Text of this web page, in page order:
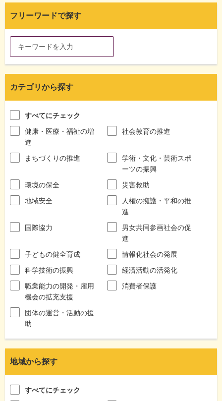
フリーワードで探す
カテゴリから探す
すべてにチェック
健康・医療・福祉の増
進
社会教育の推進
まちづくりの推進
学術・文化・芸術スポ
ーツの振興
環境の保全
災害救助
地域安全
人権の擁護・平和の推
進
国際協力
男女共同参画社会の促
進
子どもの健全育成
情報化社会の発展
科学技術の振興
経済活動の活発化
職業能力の開発・雇用
機会の拡充支援
消費者保護
団体の運営・活動の援
助
地域から探す
すべてにチェック